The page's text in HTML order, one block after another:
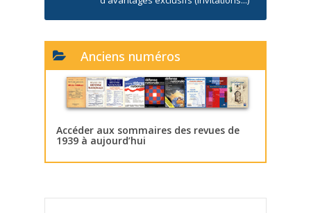
Anciens numéros
Accéder aux sommaires des revues de
1939 à aujourd’hui